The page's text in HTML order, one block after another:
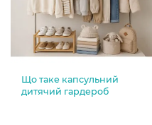
Що таке капсульний
дитячий гардероб